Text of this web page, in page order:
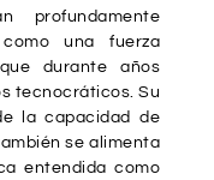
profundamente
una fuerza
durante años
tecnocráticos. Su
la capacidad de
se alimenta
entendida como